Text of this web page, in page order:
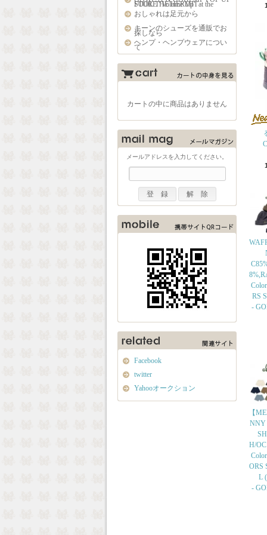
STORE "Volume Up" at the FOOL THE HERMIT
おしゃれは足元から
キーンのシューズを通販でお
探しなら
ヘンプ・ヘンプウェアについ
て
カートの中に商品はありません
メールアドレスを入力してください。
Facebook
twitter
Yahooオークション
RS
-
【
NNY
H/
ORS
L
-